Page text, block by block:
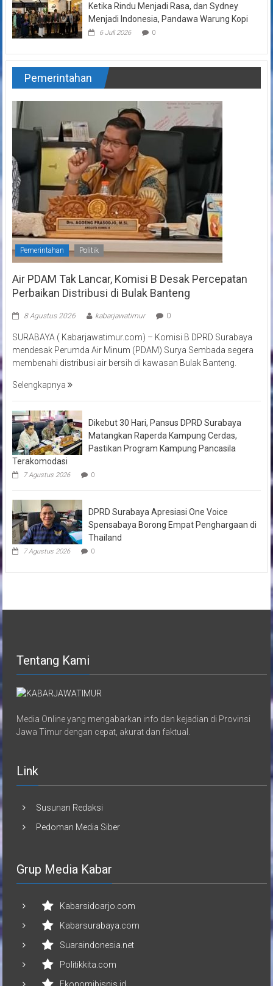
Ketika Rindu Menjadi Rasa, dan Sydney
Menjadi Indonesia, Pandawa Warung Kopi
6 Juli 2026 0
Pemerintahan
Pemerintahan Politik
Air PDAM Tak Lancar, Komisi B Desak Percepatan
Perbaikan Distribusi di Bulak Banteng
8 Agustus 2026 kabarjawatimur 0
SURABAYA ( Kabarjawatimur.com) – Komisi B DPRD Surabaya
mendesak Perumda Air Minum (PDAM) Surya Sembada segera
membenahi distribusi air bersih di kawasan Bulak Banteng.
Selengkapnya
Dikebut 30 Hari, Pansus DPRD Surabaya
Matangkan Raperda Kampung Cerdas,
Pastikan Program Kampung Pancasila
Terakomodasi
7 Agustus 2026 0
DPRD Surabaya Apresiasi One Voice
Spensabaya Borong Empat Penghargaan di
Thailand
7 Agustus 2026 0
Tentang Kami
Media Online yang mengabarkan info dan kejadian di Provinsi
Jawa Timur dengan cepat, akurat dan faktual.
Link
Susunan Redaksi
Pedoman Media Siber
Grup Media Kabar
Kabarsidoarjo.com
Kabarsurabaya.com
Suaraindonesia.net
Politikkita.com